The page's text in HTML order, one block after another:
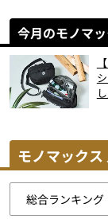
今月のモノマ
モノマック